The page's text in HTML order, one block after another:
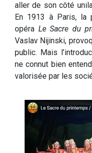
aller de son côté
En 1913 à Paris, la
opéra Le Sacre du
Vaslav Nijinski,
public. Mais
ne connut bien
valorisée par les